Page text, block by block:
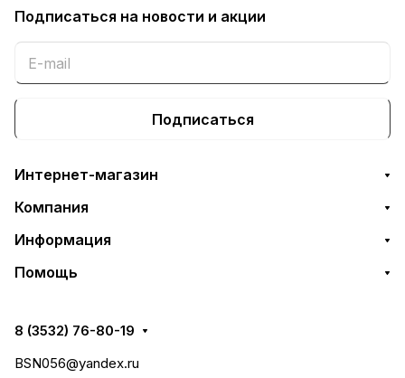
Подписаться на новости и акции
Подписаться
Интернет-магазин
Компания
Информация
Помощь
8 (3532) 76-80-19
BSN056@yandex.ru